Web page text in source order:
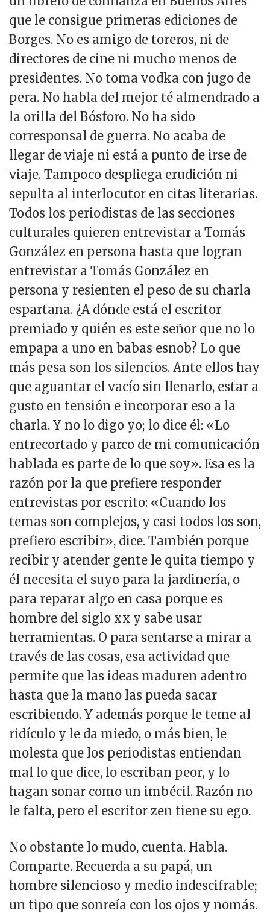
que le consigue primeras ediciones de
Borges. No es amigo de toreros, ni de
directores de cine ni mucho menos de
presidentes. No toma vodka con jugo de
pera. No habla del mejor té almendrado a
la orilla del Bósforo. No ha sido
corresponsal de guerra. No acaba de
llegar de viaje ni está a punto de irse de
viaje. Tampoco despliega erudición ni
sepulta al interlocutor en citas literarias.
Todos los periodistas de las secciones
culturales quieren entrevistar a Tomás
González en persona hasta que logran
entrevistar a Tomás González en
persona y resienten el peso de su charla
espartana. ¿A dónde está el escritor
premiado y quién es este señor que no lo
empapa a uno en babas esnob? Lo que
más pesa son los silencios. Ante ellos hay
que aguantar el vacío sin llenarlo, estar a
gusto en tensión e incorporar eso a la
charla. Y no lo digo yo; lo dice él: «Lo
entrecortado y parco de mi comunicación
hablada es parte de lo que soy». Esa es la
razón por la que prefiere responder
entrevistas por escrito: «Cuando los
temas son complejos, y casi todos los son,
prefiero escribir», dice. También porque
recibir y atender gente le quita tiempo y
él necesita el suyo para la jardinería, o
para reparar algo en casa porque es
hombre del siglo xx y sabe usar
herramientas. O para sentarse a mirar a
través de las cosas, esa actividad que
permite que las ideas maduren adentro
hasta que la mano las pueda sacar
escribiendo. Y además porque le teme al
ridículo y le da miedo, o más bien, le
molesta que los periodistas entiendan
mal lo que dice, lo escriban peor, y lo
hagan sonar como un imbécil. Razón no
le falta, pero el escritor zen tiene su ego.
No obstante lo mudo, cuenta. Habla.
Comparte. Recuerda a su papá, un
hombre silencioso y medio indescifrable;
un tipo que sonreía con los ojos y nomás.